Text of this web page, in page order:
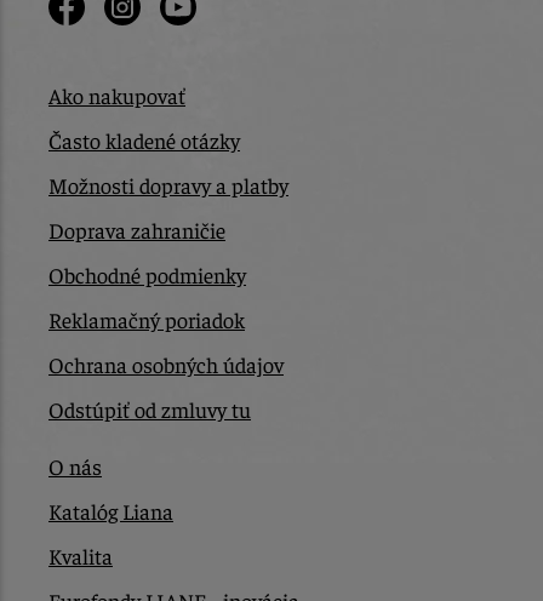
Ako nakupovať
Často kladené otázky
Možnosti dopravy a platby
Doprava zahraničie
Obchodné podmienky
Reklamačný poriadok
Ochrana osobných údajov
Odstúpiť od zmluvy tu
O nás
Katalóg Liana
Kvalita